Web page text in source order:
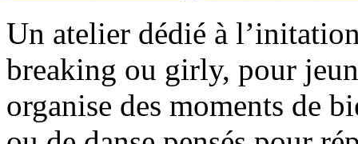
Un atelier dédié à
breaking ou girly, pour
organise des moments de